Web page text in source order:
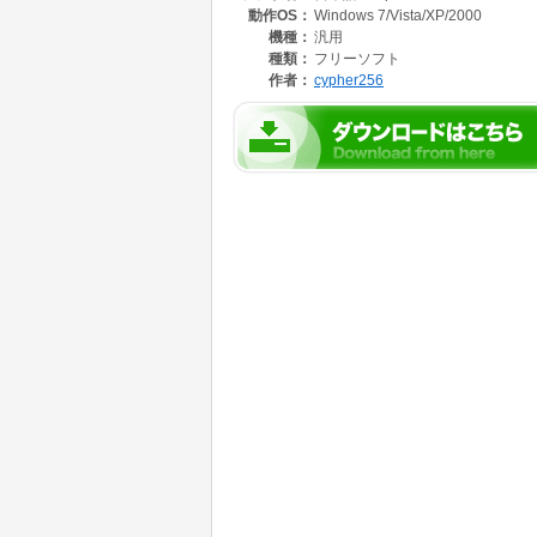
● 含まれているプラグイン
・Java EE Developers: eclipse.org 公式 Web
・RCP/Plug-in Developers: eclipse.org 公式
・Subversive: eclipse.org 公式 Subversion ク
・Visual Editor: VB のような操作で GUI アプリ
・AmaterasUML: クラス図、シーケンス図など
・AmaterasERD: ER 図作成、DB からリバー
動作OS： Windows 7/Vista/XP/2000
機種： 汎用
種類： フリーソフト
作者： cypher256